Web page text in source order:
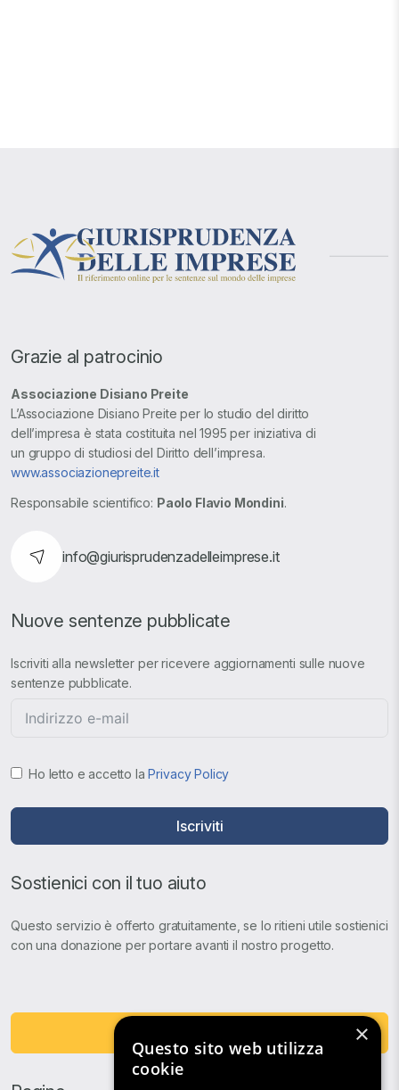
Grazie al patrocinio
Associazione Disiano Preite
L’Associazione Disiano Preite per lo studio del diritto
dell’impresa è stata costituita nel 1995 per iniziativa di
un gruppo di studiosi del Diritto dell’impresa.
www.associazionepreite.it
Responsabile scientifico: Paolo Flavio Mondini.
info@giurisprudenzadelleimprese.it
Nuove sentenze pubblicate
Iscriviti alla newsletter per ricevere aggiornamenti sulle nuove
sentenze pubblicate.
Ho letto e accetto laPrivacy Policy
Iscriviti
Sostienici con il tuo aiuto
Questo servizio è offerto gratuitamente, se lo ritieni utile sostienici
con una donazione per portare avanti il nostro progetto.
×
Questo sito web utilizza
cookie